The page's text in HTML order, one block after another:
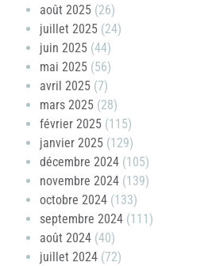
août 2025 (26)
juillet 2025 (24)
juin 2025 (44)
mai 2025 (56)
avril 2025 (7)
mars 2025 (28)
février 2025 (115)
janvier 2025 (129)
décembre 2024 (105)
novembre 2024 (139)
octobre 2024 (133)
septembre 2024 (111)
août 2024 (40)
juillet 2024 (72)